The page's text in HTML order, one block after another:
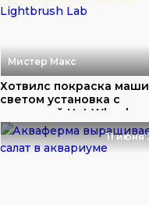
Мистер Макс
Хотвилс покраска
светом установка с
машинкой Hot Wheel...
11 июня